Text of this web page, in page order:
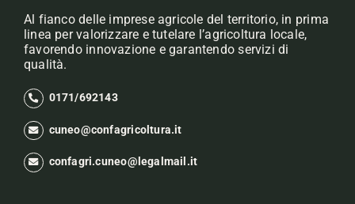
Al fianco delle imprese agricole del territorio, in prima
linea per valorizzare e tutelare l’agricoltura locale,
favorendo innovazione e garantendo servizi di
qualità.
0171/692143
cuneo@confagricoltura.it
confagri.cuneo@legalmail.it